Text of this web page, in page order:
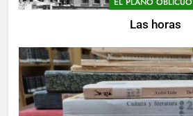
Las horas